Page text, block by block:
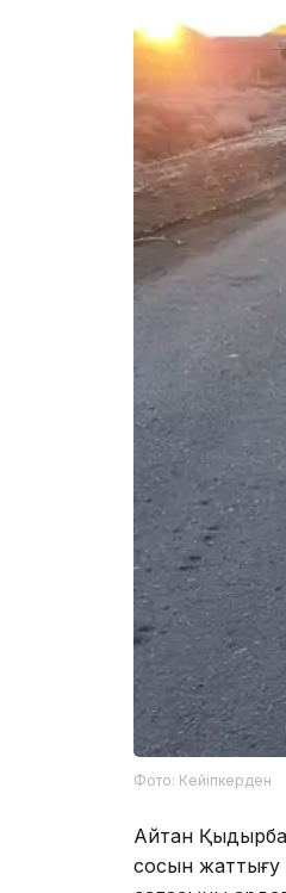
Фото: Кейіпкерден
Айтан
сосын жаттығу